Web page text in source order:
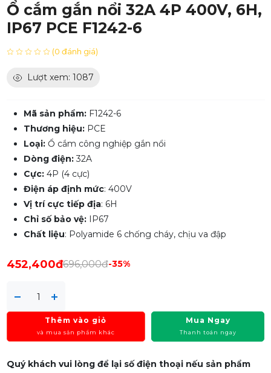
Ổ cắm gắn nổi 32A 4P 400V, 6H,
IP67 PCE F1242-6
(0 đánh giá)
Lượt xem: 1087
Mã sản phẩm:F1242-6
Thương hiệu:PCE
Loại:Ổ cắm công nghiệp gắn nổi
Dòng điện: 32A
Cực:4P (4 cực)
Điện áp định mức: 400V
Vị trí cực tiếp địa: 6H
Chỉ số bảo vệ:
IP67
Chất liệu: Polyamide 6 chống cháy, chịu va đập
452,400đ696,000đ-35%
Thêm vào giỏ
và mua sản phẩm khác
Mua Ngay
Thanh toán ngay
Quý khách vui lòng để lại số điện thoại nếu sản phẩm